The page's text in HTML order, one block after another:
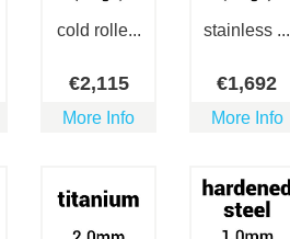
cold rolle...
€2,115
More Info
stainless ...
€1,692
More Info